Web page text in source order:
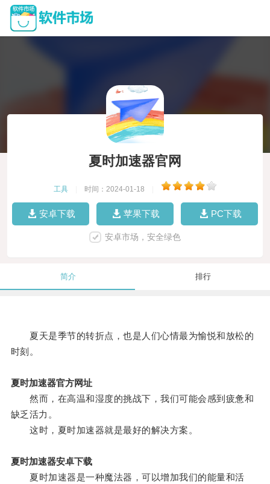
夏时加速器官网
工具 时间：2024-01-18
安卓下载 苹果下载 PC下载
安卓市场，安全绿色
简介 排行
夏天是季节的转折点，也是人们心情最为愉悦和放松的
时刻。
夏时加速器官方网址
然而，在高温和湿度的挑战下，我们可能会感到疲惫和
缺乏活力。
这时，夏时加速器就是最好的解决方案。
夏时加速器安卓下载
夏时加速器是一种魔法器，可以增加我们的能量和活